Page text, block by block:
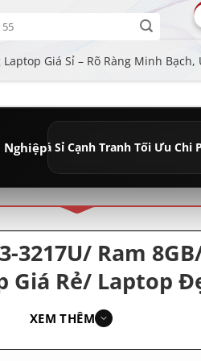
Giá Sỉ – Rõ Ràng Minh Bạch,
NghiệpTranh Tối Ưu Chi Phí•Giúp Cửa
Ram
Giá Rẻ/ Laptop
XEM THÊM